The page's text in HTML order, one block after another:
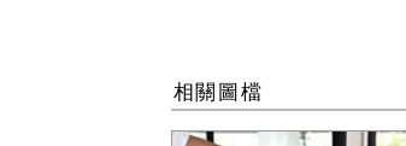
相關圖檔